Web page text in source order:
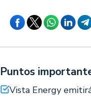
Puntos
Vista Energy